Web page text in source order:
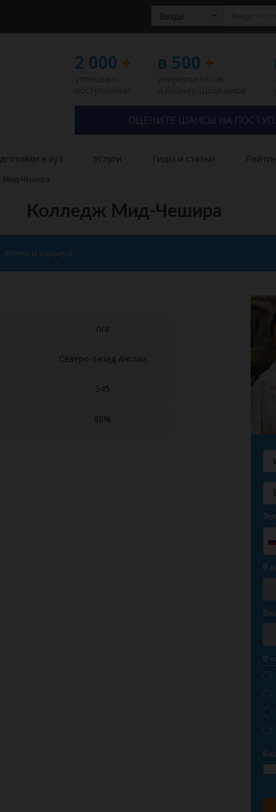
Везде
2 000 + в 500 +
ОЦЕНИТЕ ШАНСЫ НА
в вуз Услуги Гиды и статьи
Мид-Чешира
Колледж Мид-Чешира
Жизнь и карьера
n/a
Северо-запад Англии
345
86%
В
В